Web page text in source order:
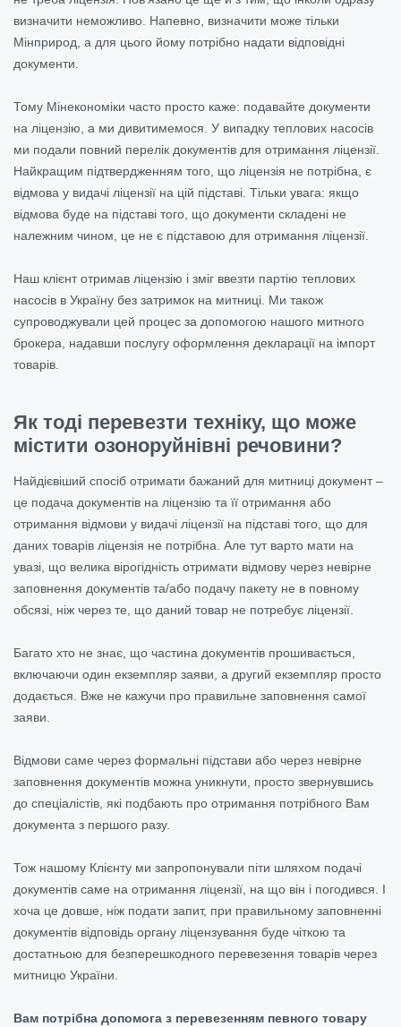
визначити неможливо. Напевно, визначити може тільки
Мінприрод, а для цього йому потрібно надати відповідні
документи.
Тому Мінекономіки часто просто каже: подавайте документи
на ліцензію, а ми дивитимемося. У випадку теплових насосів
ми подали повний перелік документів для отримання ліцензії.
Найкращим підтвердженням того, що ліцензія не потрібна, є
відмова у видачі ліцензії на цій підставі. Тільки увага: якщо
відмова буде на підставі того, що документи складені не
належним чином, це не є підставою для отримання ліцензії.
Наш клієнт отримав ліцензію і зміг ввезти партію теплових
насосів в Україну без затримок на митниці. Ми також
супроводжували цей процес за допомогою нашого митного
брокера, надавши послугу оформлення декларації на імпорт
товарів.
Як тоді перевезти техніку, що може
містити озоноруйнівні речовини?
Найдієвіший спосіб отримати бажаний для митниці документ –
це подача документів на ліцензію та її отримання або
отримання відмови у видачі ліцензії на підставі того, що для
даних товарів ліцензія не потрібна. Але тут варто мати на
увазі, що велика вірогідність отримати відмову через невірне
заповнення документів та/або подачу пакету не в повному
обсязі, ніж через те, що даний товар не потребує ліцензії.
Багато хто не знає, що частина документів прошивається,
включаючи один екземпляр заяви, а другий екземпляр просто
додається. Вже не кажучи про правильне заповнення самої
заяви.
Відмови саме через формальні підстави або через невірне
заповнення документів можна уникнути, просто звернувшись
до спеціалістів, які подбають про отримання потрібного Вам
документа з першого разу.
Тож нашому Клієнту ми запропонували піти шляхом подачі
документів саме на отримання ліцензії, на що він і погодився. І
хоча це довше, ніж подати запит, при правильному заповненні
документів відповідь органу ліцензування буде чіткою та
достатньою для безперешкодного перевезення товарів через
митницю України.
Вам потрібна допомога з перевезенням певного товару